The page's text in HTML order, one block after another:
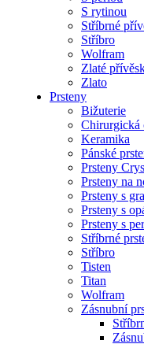
S rytinou
Stříbrné
Stříbro
Wolfram
Zlaté
Zlato
Prsteny
Bižuterie
Chirurgická
Keramika
Pánské
Prsteny
Prsteny na
Prsteny s
Prsteny s
Prsteny s
Stříbrné
Stříbro
Tisten
Titan
Wolfram
Zásnubní